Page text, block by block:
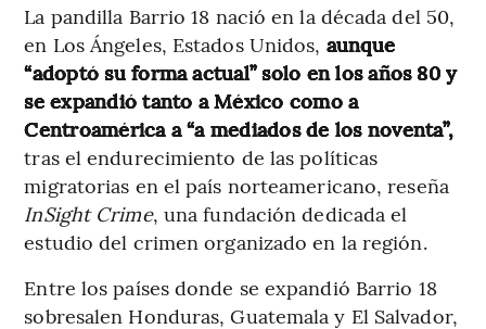
La pandilla Barrio 18 nació en la década del 50,
en Los Ángeles, Estados Unidos, aunque
“adoptó su forma actual” solo en los años 80 y
se expandió tanto a México como a
Centroamérica a “a mediados de los noventa”,
tras el endurecimiento de las políticas
migratorias en el país norteamericano, reseña
InSight Crime, una fundación dedicada el
estudio del crimen organizado en la región.
Entre los países donde se expandió Barrio 18
sobresalen Honduras, Guatemala y El Salvador,